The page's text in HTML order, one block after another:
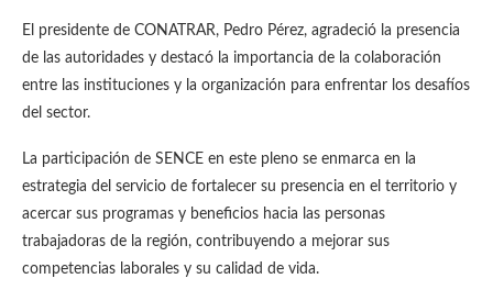
El presidente de CONATRAR, Pedro Pérez, agradeció la presencia
de las autoridades y destacó la importancia de la colaboración
entre las instituciones y la organización para enfrentar los desafíos
del sector.
La participación de SENCE en este pleno se enmarca en la
estrategia del servicio de fortalecer su presencia en el territorio y
acercar sus programas y beneficios hacia las personas
trabajadoras de la región, contribuyendo a mejorar sus
competencias laborales y su calidad de vida.